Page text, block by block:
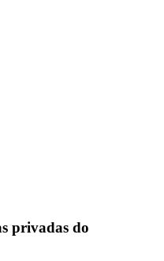
privadas do